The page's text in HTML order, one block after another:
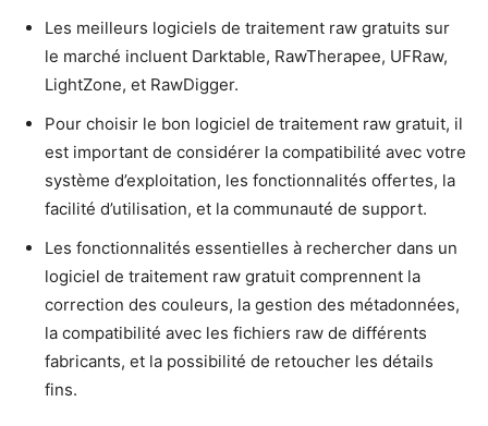
Les meilleurs logiciels de traitement raw gratuits sur
le marché incluent Darktable, RawTherapee, UFRaw,
LightZone, et RawDigger.
Pour choisir le bon logiciel de traitement raw gratuit, il
est important de considérer la compatibilité avec votre
système d’exploitation, les fonctionnalités offertes, la
facilité d’utilisation, et la communauté de support.
Les fonctionnalités essentielles à rechercher dans un
logiciel de traitement raw gratuit comprennent la
correction des couleurs, la gestion des métadonnées,
la compatibilité avec les fichiers raw de différents
fabricants, et la possibilité de retoucher les détails
fins.